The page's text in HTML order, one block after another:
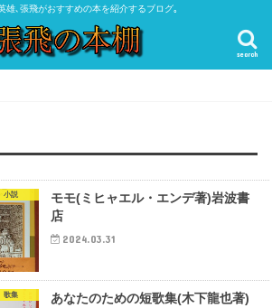
雄､張飛がおすすめの本を紹介するブログ｡
search
小説
モモ(ミヒャエル・エンデ著)岩波書
店
2024.03.31
歌集
あなたのための短歌集(木下龍也著)